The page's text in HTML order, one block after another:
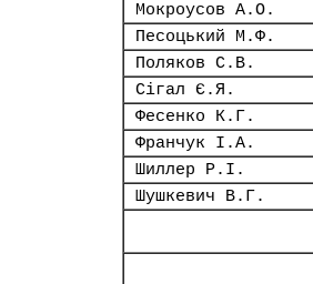
Мокроусов А.О.
Песоцький М.Ф.
Поляков С.В.
Сігал Є.Я.
Фесенко К.Г.
Франчук І.А.
Шиллер Р.І.
Шушкевич В.Г.